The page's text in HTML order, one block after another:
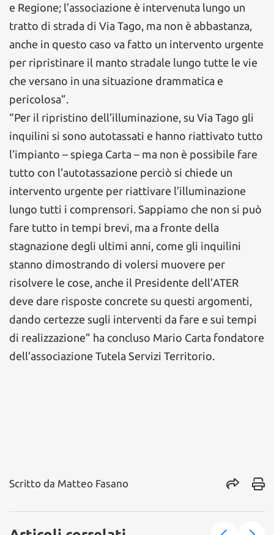
e Regione; l’associazione è intervenuta lungo un
tratto di strada di Via Tago, ma non è abbastanza,
anche in questo caso va fatto un intervento urgente
per ripristinare il manto stradale lungo tutte le vie
che versano in una situazione drammatica e
pericolosa”.
“Per il ripristino dell’illuminazione, su Via Tago gli
inquilini si sono autotassati e hanno riattivato tutto
l’impianto – spiega Carta – ma non è possibile fare
tutto con l’autotassazione perciò si chiede un
intervento urgente per riattivare l’illuminazione
lungo tutti i comprensori. Sappiamo che non si può
fare tutto in tempi brevi, ma a fronte della
stagnazione degli ultimi anni, come gli inquilini
stanno dimostrando di volersi muovere per
risolvere le cose, anche il Presidente dell’ATER
deve dare risposte concrete su questi argomenti,
dando certezze sugli interventi da fare e sui tempi
di realizzazione” ha concluso Mario Carta fondatore
dell’associazione Tutela Servizi Territorio.
Scritto da Matteo Fasano